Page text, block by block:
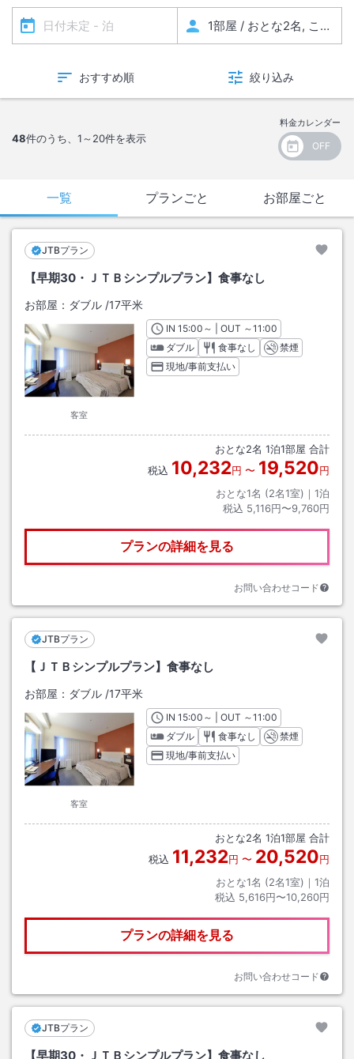
おすすめ順 絞り込み
48件のうち、 1～20件を表示
料金カレンダー
一覧 プランごと お部屋ごと
JTBプラン
【早期30・ＪＴＢシンプルプラン】食事なし
お部屋： ダブル /17平米
客室
INチェックイン
15:00 ～ | OUT チェックアウト
～11:00
ダブル
食事なし
禁煙
現地/事前支払い
おとな2名 1泊1部屋 合計
税込 10,232円 〜 19,520円
おとな1名 (2名1室)｜ 1泊
税込 5,116円〜9,760円
プランの詳細を見る
お問い合わせコード
JTBプラン
【ＪＴＢシンプルプラン】食事なし
お部屋： ダブル /17平米
客室
INチェックイン
15:00 ～ | OUT チェックアウト
～11:00
ダブル
食事なし
禁煙
現地/事前支払い
おとな2名 1泊1部屋 合計
税込 11,232円 〜 20,520円
おとな1名 (2名1室)｜ 1泊
税込 5,616円〜10,260円
プランの詳細を見る
お問い合わせコード
JTBプラン
【早期30・ＪＴＢシンプルプラン】食事なし